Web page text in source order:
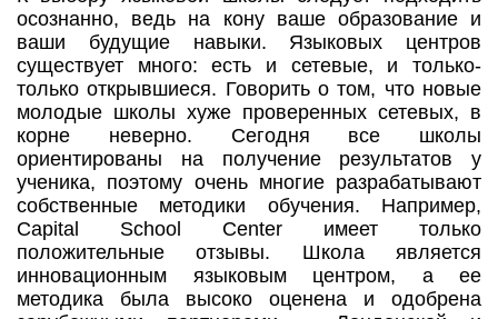
осознанно, ведь на кону ваше образование и
ваши будущие навыки. Языковых центров
существует много: есть и сетевые, и только-
только открывшиеся. Говорить о том, что новые
молодые школы хуже проверенных сетевых, в
корне неверно. Сегодня все школы
ориентированы на получение результатов у
ученика, поэтому очень многие разрабатывают
собственные методики обучения. Например,
Capital School Center имеет только
положительные отзывы. Школа является
инновационным языковым центром, а ее
методика была высоко оценена и одобрена